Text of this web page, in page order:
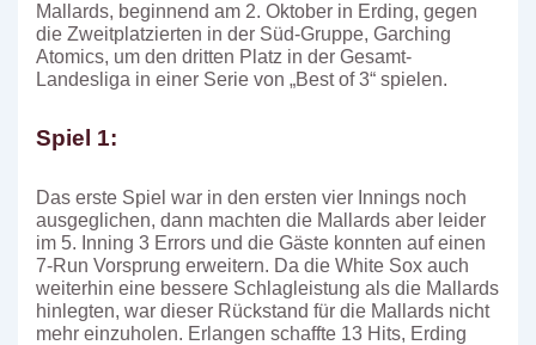
Mallards, beginnend am 2. Oktober in Erding, gegen
die Zweitplatzierten in der Süd-Gruppe, Garching
Atomics, um den dritten Platz in der Gesamt-
Landesliga in einer Serie von „Best of 3“ spielen.
Spiel 1:
Das erste Spiel war in den ersten vier Innings noch
ausgeglichen, dann machten die Mallards aber leider
im 5. Inning 3 Errors und die Gäste konnten auf einen
7-Run Vorsprung erweitern. Da die White Sox auch
weiterhin eine bessere Schlagleistung als die Mallards
hinlegten, war dieser Rückstand für die Mallards nicht
mehr einzuholen. Erlangen schaffte 13 Hits, Erding